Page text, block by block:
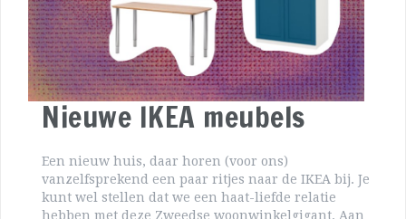
Nieuwe IKEA meubels
Een nieuw huis, daar horen (voor ons)
vanzelfsprekend een paar ritjes naar de IKEA bij. Je
kunt wel stellen dat we een haat-liefde relatie
hebben met deze Zweedse woonwinkelgigant. Aan